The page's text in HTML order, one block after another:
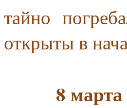
тайно
открыты в
8